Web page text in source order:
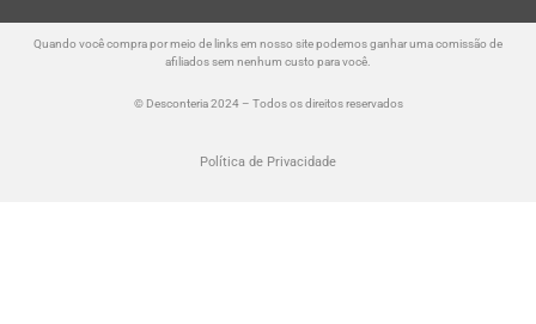
Quando você compra por meio de links em nosso site podemos ganhar uma comissão de
afiliados sem nenhum custo para você.
© Desconteria 2024 – Todos os direitos reservados
Política de Privacidade